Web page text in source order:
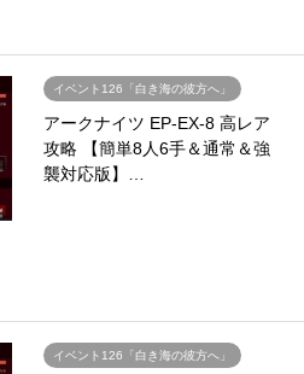
イベント126「白き海の彼方へ」
アークナイツ EP-EX-8 高レア
攻略 【簡単8人6手＆通常＆強
襲対応版】…
イベント126「白き海の彼方へ」